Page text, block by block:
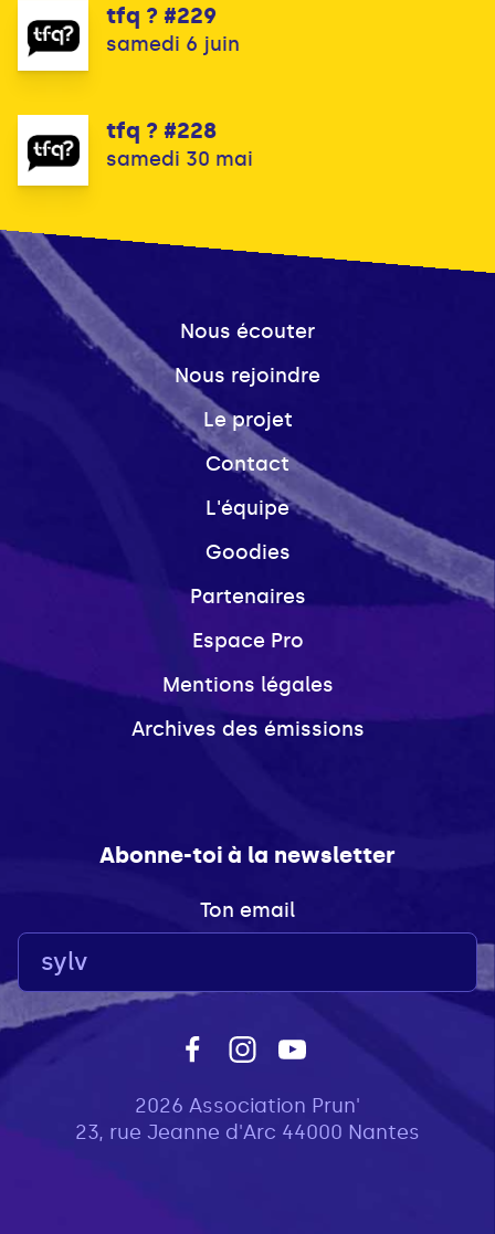
tfq ? #229
samedi 6 juin
tfq ? #228
samedi 30 mai
Nous écouter
Nous rejoindre
Le projet
Contact
L'équipe
Goodies
Partenaires
Espace Pro
Mentions légales
Archives des émissions
Abonne-toi à la newsletter
Ton email
2026 Association Prun'
23, rue Jeanne d'Arc 44000 Nantes